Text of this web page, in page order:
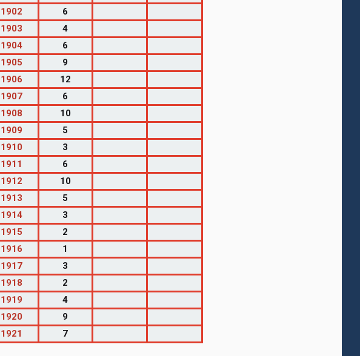
1902
6
1903
4
1904
6
1905
9
1906
12
1907
6
1908
10
1909
5
1910
3
1911
6
1912
10
1913
5
1914
3
1915
2
1916
1
1917
3
1918
2
1919
4
1920
9
1921
7